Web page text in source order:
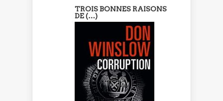
TROIS BONNES RAISONS
DE (…)